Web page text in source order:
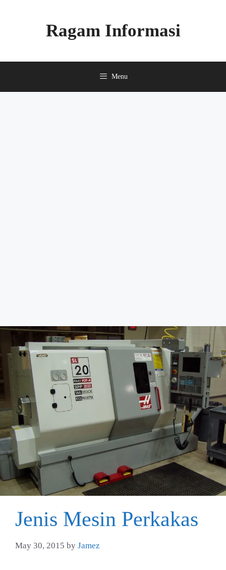
Ragam Informasi
Menu
Jenis Mesin Perkakas
May 30, 2015 by Jamez